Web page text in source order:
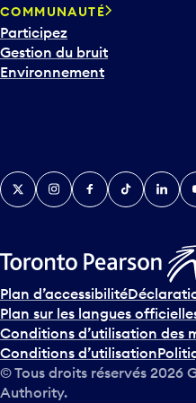
COMMUNAUTÉ
Participez
Gestion du bruit
Environnement
TwitterInstagramFacebook
TikTok
Plan d’accessibilité
Plan sur les langues
Conditions d’utilisation des
Conditions d’utilisation
© Tous droits réservés 2026
Authority.